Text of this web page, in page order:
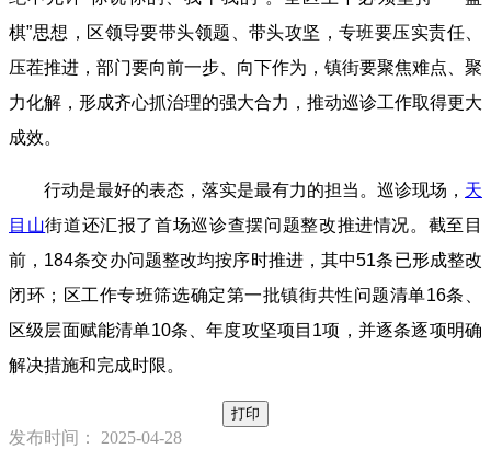
棋”思想，区领导要带头领题、带头攻坚，专班要压实责任、
压茬推进，部门要向前一步、向下作为，镇街要聚焦难点、聚
力化解，形成齐心抓治理的强大合力，推动巡诊工作取得更大
成效。
行动是最好的表态，落实是最有力的担当。巡诊现场， 天
目山街道还汇报了首场巡诊查摆问题整改推进情况。截至目
前，184条交办问题整改均按序时推进，其中51条已形成整改
闭环；区工作专班筛选确定第一批镇街共性问题清单16条、
区级层面赋能清单10条、年度攻坚项目1项，并逐条逐项明确
解决措施和完成时限。
打印
发布时间： 2025-04-28